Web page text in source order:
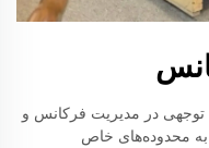
در مدیریت فرکانس و
محدوده‌های خاص